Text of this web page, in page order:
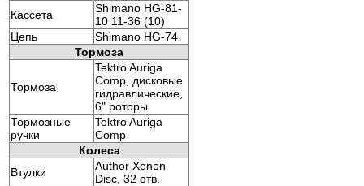
Кассета
Shimano HG-81-
10 11-36 (10)
Цепь
Shimano HG-74
Тормоза
Тормоза
Tektro Auriga
Comp, дисковые
гидравлические,
6" роторы
Тормозные
ручки
Tektro Auriga
Comp
Колеса
Втулки
Author Xenon
Disc, 32 отв.